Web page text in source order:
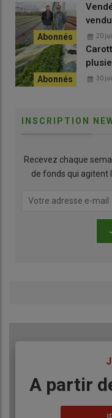
20
30
INSCRIPTION
Recevez chaque
de fonds qui agitent
Body
A partir